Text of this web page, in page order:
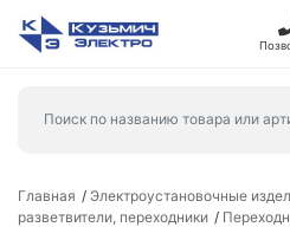
Главная Электроустановочные
разветвители, переходники